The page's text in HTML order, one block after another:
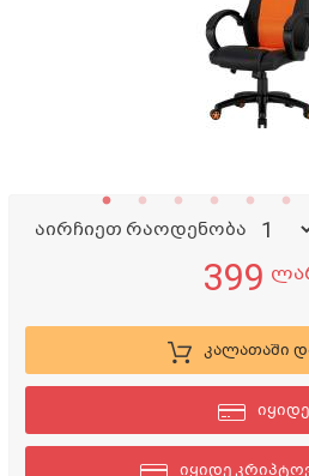
აირჩიეთ რაოდენობა
399
კალათაში
იყიდე
იყიდე